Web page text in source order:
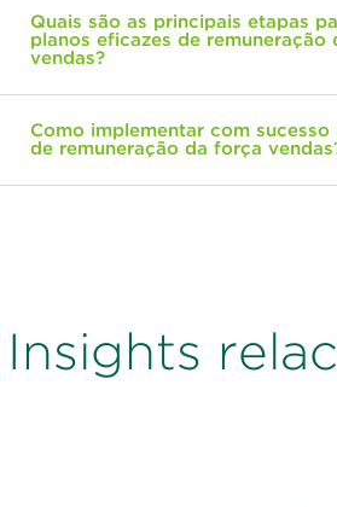
Quais são as principais etapas
planos eficazes de remuneração
vendas?
Como implementar com
de remuneração da força
Insights